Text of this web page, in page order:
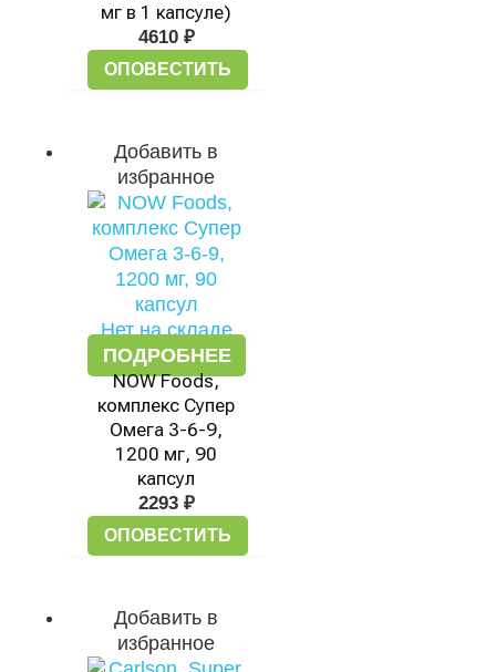
мг в 1 капсуле)
4610 ₽
ОПОВЕСТИТЬ
Добавить в
избранное
Нет на складе
ПОДРОБНЕЕ
NOW Foods,
комплекс Супер
Омега 3-6-9,
1200 мг, 90
капсул
2293 ₽
ОПОВЕСТИТЬ
Добавить в
избранное